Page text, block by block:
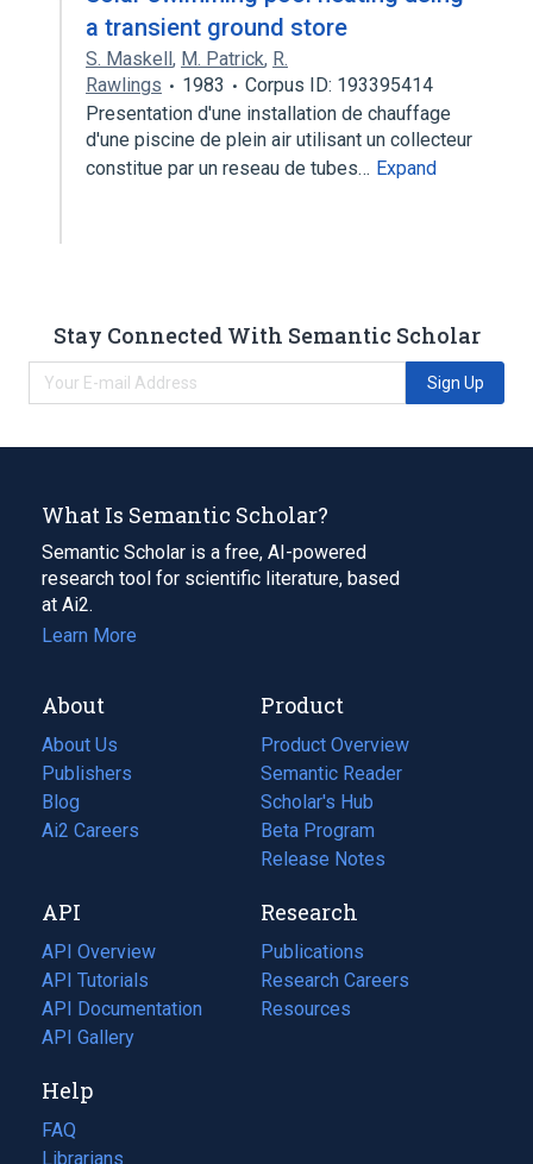
a transient ground store
S. Maskell, M. Patrick, R.
Rawlings
1983
Corpus ID: 193395414
Presentation d'une installation de chauffage
d'une piscine de plein air utilisant un collecteur
constitue par un reseau de tubes… Expand
Stay Connected With Semantic Scholar
Sign Up
What Is Semantic Scholar?
Semantic Scholar is a free, AI-powered
research tool for scientific literature, based
at Ai2.
Learn More
About
About Us
Publishers
Blog
(opens
in
tab)
Ai2 Careers
(opens
new
tab)
Product
Product Overview
Semantic Reader
Scholar's Hub
Beta Program
Release Notes
API
API Overview
API Tutorials
API Documentation
(opens
in
new
tab)
API Gallery
Research
Publications
(opens
in
a
Research Careers
(opens
in
Resources
(opens
Help
FAQ
Librarians